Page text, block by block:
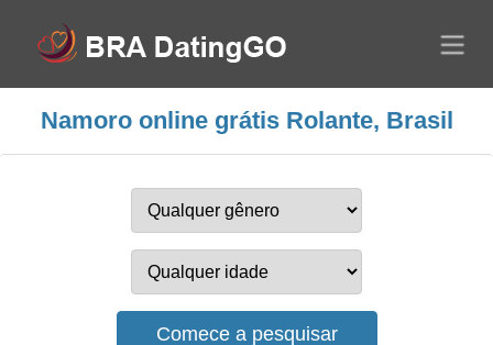
Namoro online grátis Rolante, Brasil